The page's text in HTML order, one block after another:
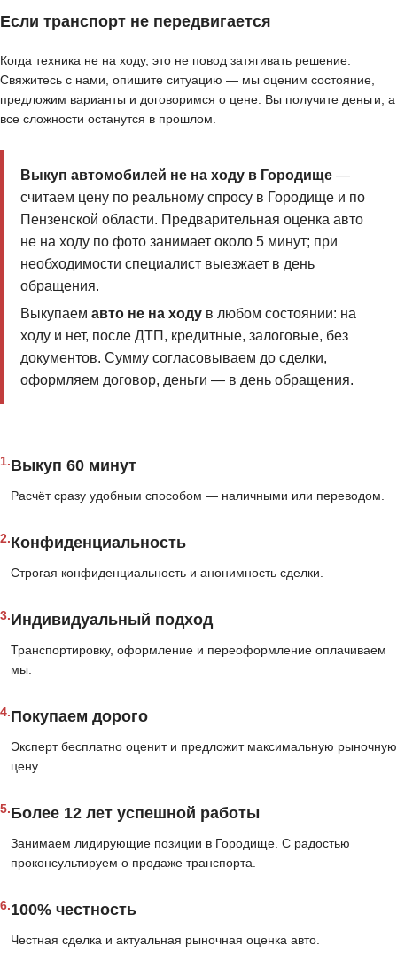
Если транспорт не передвигается
Когда техника не на ходу, это не повод затягивать решение.
Свяжитесь с нами, опишите ситуацию — мы оценим состояние,
предложим варианты и договоримся о цене. Вы получите деньги, а
все сложности останутся в прошлом.
Выкуп автомобилей не на ходу в Городище—
считаем цену по реальному спросу в Городище и по
Пензенской области. Предварительная оценка авто
не на ходу по фото занимает около 5 минут; при
необходимости специалист выезжает в день
обращения.
Выкупаем авто не на ходув любом состоянии: на
ходу и нет, после ДТП, кредитные, залоговые, без
документов. Сумму согласовываем до сделки,
оформляем договор, деньги — в день обращения.
1.Выкуп 60 минут
Расчёт сразу удобным способом — наличными или переводом.
2.Конфиденциальность
Строгая конфиденциальность и анонимность сделки.
3.Индивидуальный подход
Транспортировку, оформление и переоформление оплачиваем
мы.
4.Покупаем дорого
Эксперт бесплатно оценит и предложит максимальную рыночную
цену.
5.Более 12 лет успешной работы
Занимаем лидирующие позиции в Городище. С радостью
проконсультируем о продаже транспорта.
6.100% честность
Честная сделка и актуальная рыночная оценка авто.